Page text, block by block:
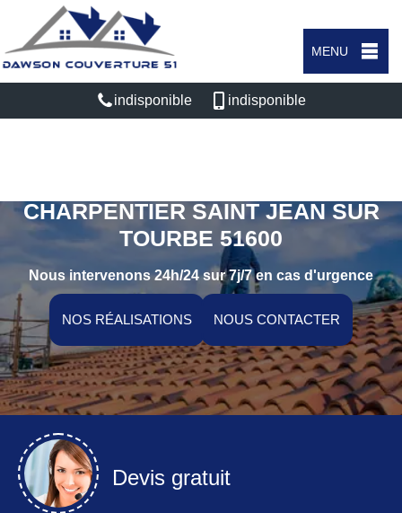
MENU
indisponible indisponible
CHARPENTIER SAINT JEAN SUR
TOURBE 51600
Nous intervenons 24h/24 sur 7j/7 en cas d'urgence
NOS RÉALISATIONS NOUS CONTACTER
Devis gratuit